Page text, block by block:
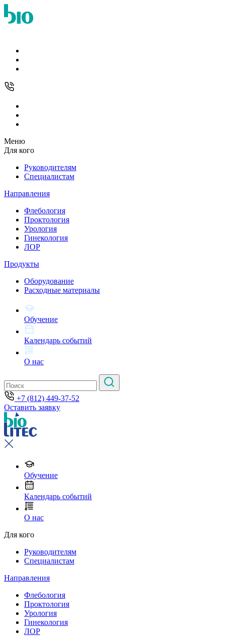
Меню
Для кого
Руководителям
Специалистам
Направления
Флебология
Проктология
Урология
Гинекология
ЛОР
Продукты
Оборудование
Расходные материалы
Обучение
Календарь событий
О нас
+7 (812) 449-37-52
Оставить заявку
Обучение
Календарь событий
О нас
Для кого
Руководителям
Специалистам
Направления
Флебология
Проктология
Урология
Гинекология
ЛОР